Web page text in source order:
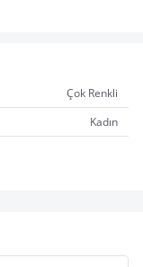
Çok Renkli
Kadın